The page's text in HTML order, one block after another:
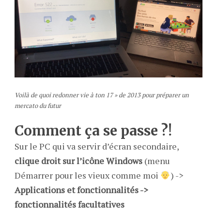
Voilà de quoi redonner vie à ton 17 » de 2013pour préparer un
mercato du futur
Comment ça se passe ?!
Sur le PC qui va servir d’écran secondaire,
clique droit sur l’icône Windows (menu
Démarrer pour les vieux comme moi
) ->
Applications et fonctionnalités ->
fonctionnalités facultatives